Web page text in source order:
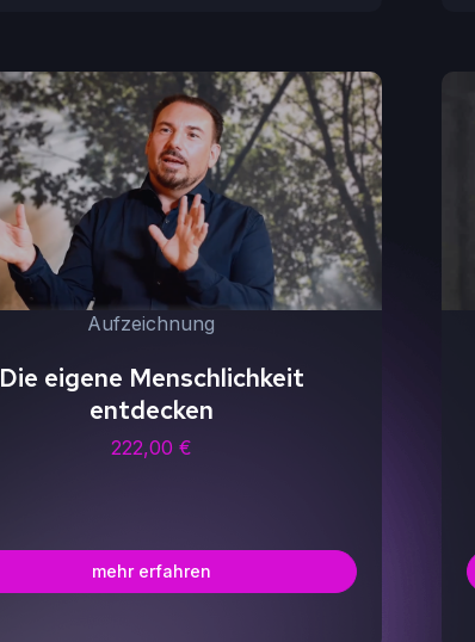
Aufzeichnung
Die eigene Menschlichkeit
entdecken
222,00 €
mehr erfahren